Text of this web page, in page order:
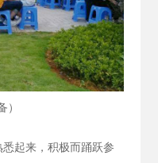
）
起来，积极而踊跃参